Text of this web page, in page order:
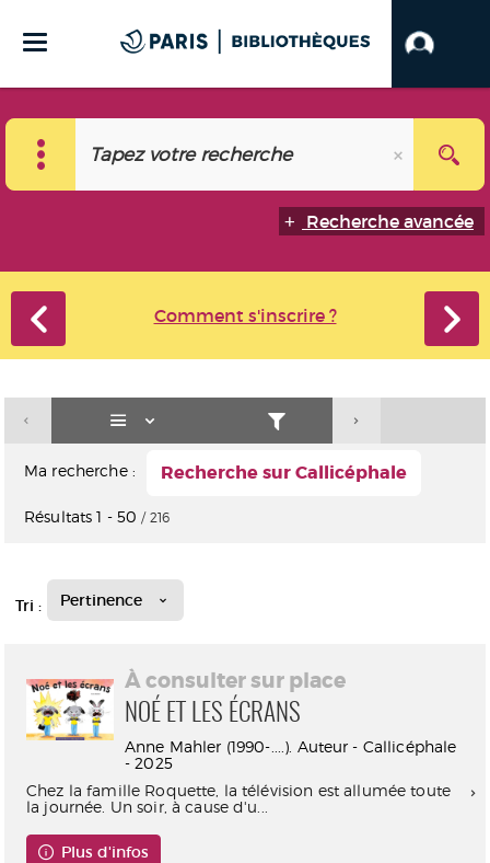
Recherche avancée
Comment s'inscrire ?
Ma recherche : Recherche sur Callicéphale
Résultats1 - 50 / 216
Tri : Pertinence
À consulter sur place
NOÉ ET LES ÉCRANS
Anne Mahler (1990-....). Auteur - Callicéphale
- 2025
Chez la famille Roquette, la télévision est allumée toute
la journée. Un soir, à cause d'u...
Plus d'infos